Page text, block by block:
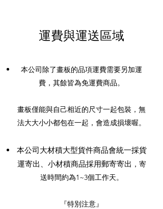
品的外觀，
喔！
運費與運送區域
本公司除了畫板的品項運費需要另加運
費，其餘皆為免運費商品。
畫板僅能與自己相近的尺寸一起包裝，無
法大大小小都包在一起，會造成損壞喔。
本公司大材積大型貨件商品會統一採貨
運寄出、小材積商品採用郵寄寄出 ，寄
送時間約為1~3個工作天。
『特別注意』